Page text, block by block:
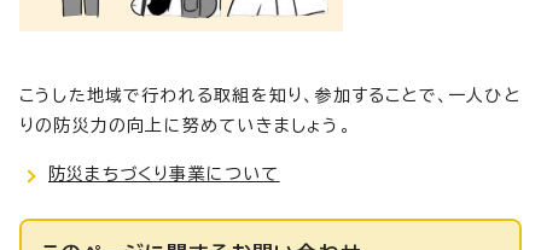
こうした地域で行われる取組を知り、参加することで、一人ひと
りの防災力の向上に努めていきましょう。
防災まちづくり事業について